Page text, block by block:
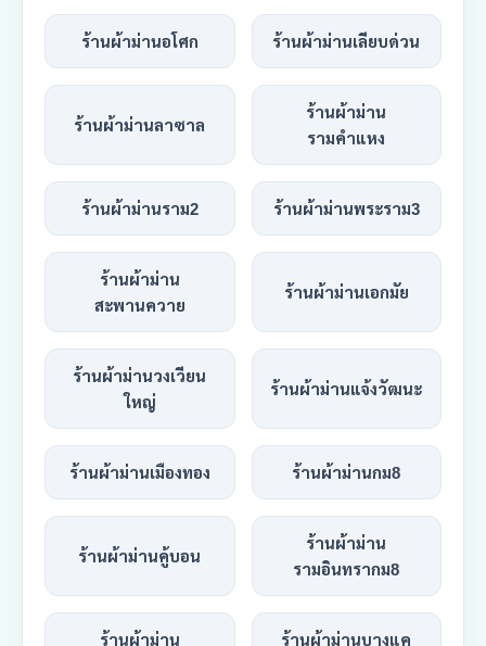
ร้านผ้าม่านอโศก ร้านผ้าม่านเลียบด่วน
ร้านผ้าม่านลาซาล
ร้านผ้าม่าน
รามคำแหง
ร้านผ้าม่านราม2 ร้านผ้าม่านพระราม3
ร้านผ้าม่าน
สะพานควาย
ร้านผ้าม่านเอกมัย
ร้านผ้าม่านวงเวียน
ใหญ่
ร้านผ้าม่านแจ้งวัฒนะ
ร้านผ้าม่านเมืองทอง ร้านผ้าม่านกม8
ร้านผ้าม่านคู้บอน
ร้านผ้าม่าน
รามอินทรากม8
ร้านผ้าม่าน
ร้านผ้าม่านบางแค